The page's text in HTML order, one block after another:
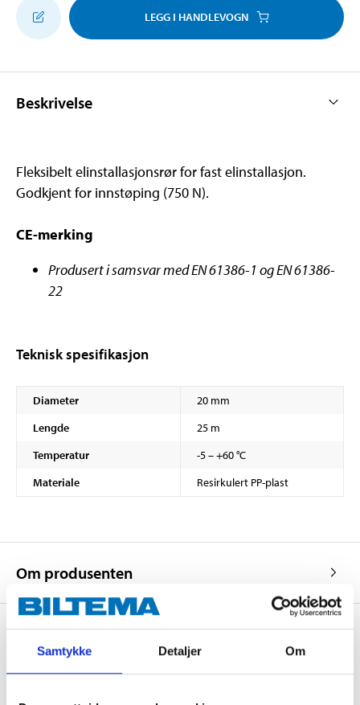
Samtykke Detaljer Om
LEGG I HANDLEVOGN
Beskrivelse
Fleksibelt elinstallasjonsrør for fast elinstallasjon.
Godkjent for innstøping (750 N).
CE-merking
Produsert i samsvar med EN 61386-1 og EN 61386-
22
Teknisk spesifikasjon
Diameter
20 mm
Lengde
25 m
Temperatur
-5 – +60 °C
Materiale
Resirkulert PP-plast
Om produsenten